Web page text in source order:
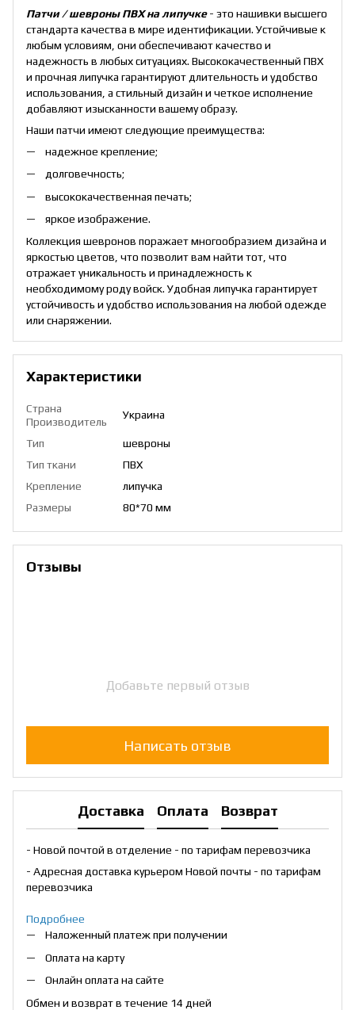
Патчи / шевроны ПВХ на липучке- это нашивки высшего
стандарта качества в мире идентификации. Устойчивые к
любым условиям, они обеспечивают качество и
надежность в любых ситуациях. Высококачественный ПВХ
и прочная липучка гарантируют длительность и удобство
использования, а стильный дизайн и четкое исполнение
добавляют изысканности вашему образу.
Наши патчи имеют следующие преимущества:
надежное крепление;
долговечность;
высококачественная печать;
яркое изображение.
Коллекция шевронов поражает многообразием дизайна и
яркостью цветов, что позволит вам найти тот, что
отражает уникальность и принадлежность к
необходимому роду войск. Удобная липучка гарантирует
устойчивость и удобство использования на любой одежде
или снаряжении.
Характеристики
Страна
Производитель
Украина
Тип
шевроны
Тип ткани
ПВХ
Крепление
липучка
Размеры
80*70 мм
Отзывы
Добавьте первый отзыв
Написать отзыв
Доставка Оплата Возврат
- Новой почтой в отделение - по тарифам перевозчика
- Адресная доставка курьером Новой почты - по тарифам
перевозчика
Подробнее
Наложенный платеж при получении
Оплата на карту
Онлайн оплата на сайте
Обмен и возврат в течение 14 дней